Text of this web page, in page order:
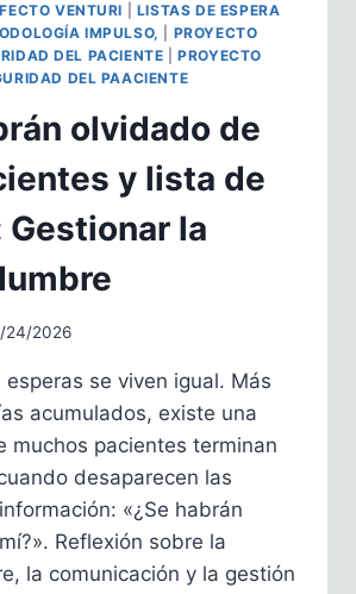
VENTURI
LISTAS DE ESPERA
IMPULSO,
PROYECTO
DEL PACIENTE |PROYECTO
DEL PAACIENTE
olvidado de
y lista de
Gestionar la
24/2026
se viven igual. Más
acumulados, existe una
muchos pacientes terminan
desaparecen las
«¿Se habrán
Reflexión sobre la
la comunicación y la gestión